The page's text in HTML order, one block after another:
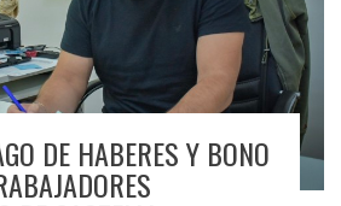
DE HABERES Y BONO